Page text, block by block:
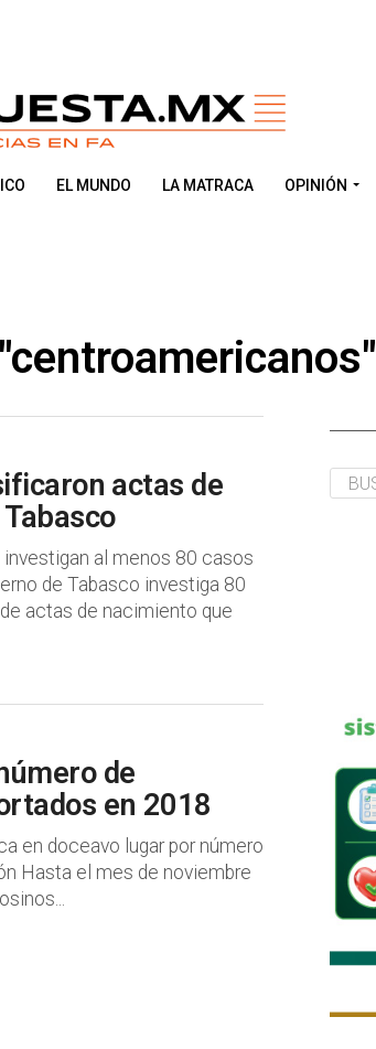
EL MUNDO LA MATRACA OPINIÓN
actas de
al menos 80 casos
de Tabasco investiga 80
actas de nacimiento que
de
en 2018
en doceavo lugar por número
Hasta el mes de noviembre